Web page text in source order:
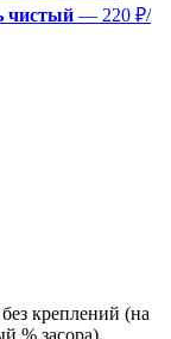
чистый — 220 ₽/
креплений (на
% засора).